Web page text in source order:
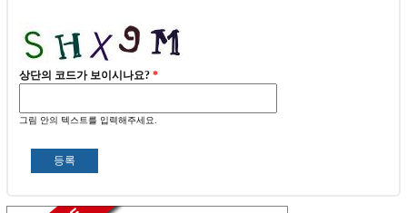
상단의 코드가 보이시나요? *
그림 안의 텍스트를 입력해주세요.